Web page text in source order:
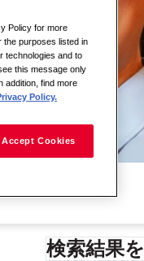
検索結果
Policy for more
the purposes listed in
technologies and to
this message only
addition, find more
Policy.
Accept Cookies